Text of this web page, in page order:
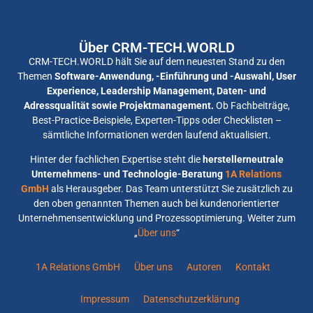
Über CRM-TECH.WORLD
CRM-TECH.WORLD hält Sie auf dem neuesten Stand zu den
Themen Software-Anwendung, -Einführung und -Auswahl, User
Experience, Leadership Management, Daten- und
Adressqualität sowie Projektmanagement. Ob Fachbeiträge,
Best-Practice-Beispiele, Experten-Tipps oder Checklisten –
sämtliche Informationen werden laufend aktualisiert.
Hinter der fachlichen Expertise steht die herstellerneutrale
Unternehmens- und Technologie-Beratung 1A Relations
GmbH als Herausgeber. Das Team unterstützt Sie zusätzlich zu
den oben genannten Themen auch bei kundenorientierter
Unternehmensentwicklung und Prozessoptimierung. Weiter zum
„Über uns“
1A Relations GmbH Über uns Autoren Kontakt
Impressum Datenschutzerklärung